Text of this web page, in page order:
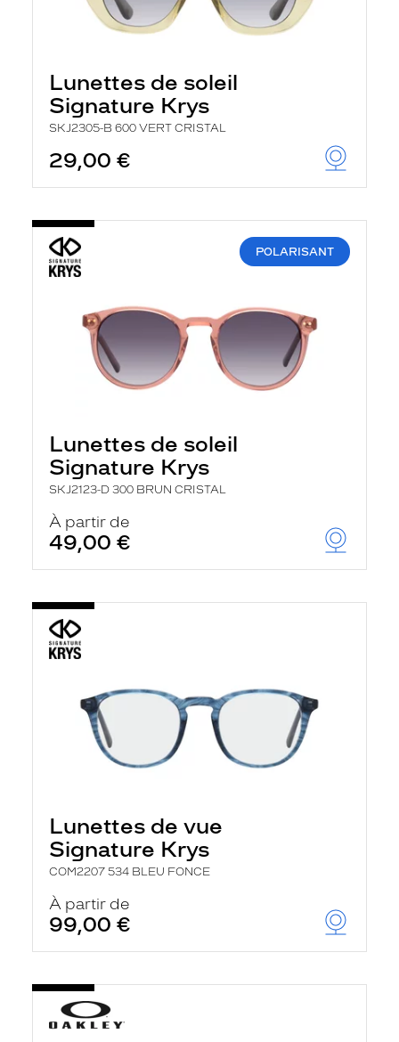
Lunettes de soleil
Signature Krys
SKJ2305-B 600 VERT CRISTAL
29,00 €
POLARISANT
Lunettes de soleil
Signature Krys
SKJ2123-D 300 BRUN CRISTAL
À partir de
49,00 €
Lunettes de vue
Signature Krys
COM2207 534 BLEU FONCE
À partir de
99,00 €